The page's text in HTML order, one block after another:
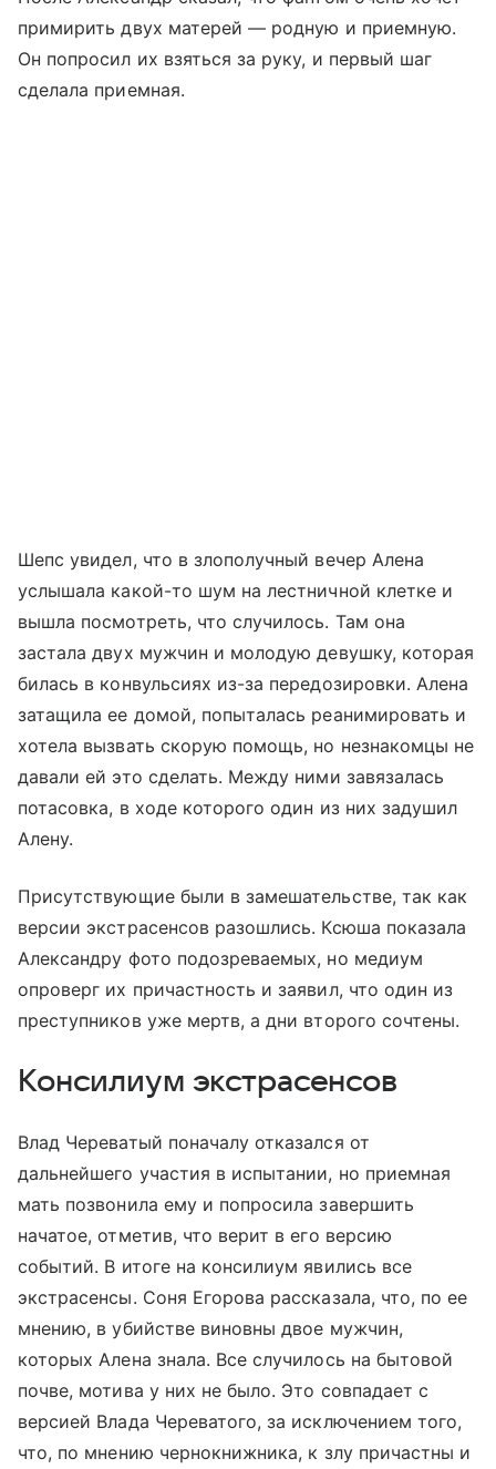
примирить двух матерей — родную и приемную.
Он попросил их взяться за руку, и первый шаг
сделала приемная.
Шепс увидел, что в злополучный вечер Алена
услышала какой-то шум на лестничной клетке и
вышла посмотреть, что случилось. Там она
застала двух мужчин и молодую девушку, которая
билась в конвульсиях из-за передозировки. Алена
затащила ее домой, попыталась реанимировать и
хотела вызвать скорую помощь, но незнакомцы не
давали ей это сделать. Между ними завязалась
потасовка, в ходе которого один из них задушил
Алену.
Присутствующие были в замешательстве, так как
версии экстрасенсов разошлись. Ксюша показала
Александру фото подозреваемых, но медиум
опроверг их причастность и заявил, что один из
преступников уже мертв, а дни второго сочтены.
Консилиум экстрасенсов
Влад Череватый поначалу отказался от
дальнейшего участия в испытании, но приемная
мать позвонила ему и попросила завершить
начатое, отметив, что верит в его версию
событий. В итоге на консилиум явились все
экстрасенсы. Соня Егорова рассказала, что, по ее
мнению, в убийстве виновны двое мужчин,
которых Алена знала. Все случилось на бытовой
почве, мотива у них не было. Это совпадает с
версией Влада Череватого, за исключением того,
что, по мнению чернокнижника, к злу причастны и